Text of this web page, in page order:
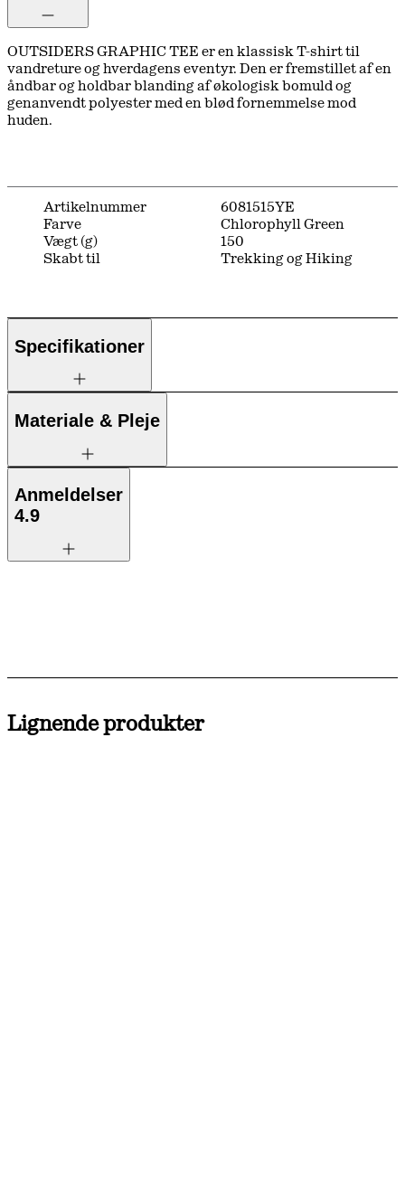
OUTSIDERS GRAPHIC TEE er en klassisk T-shirt til
vandreture og hverdagens eventyr. Den er fremstillet af en
åndbar og holdbar blanding af økologisk bomuld og
genanvendt polyester med en blød fornemmelse mod
huden.
Artikelnummer
6081515YE
Farve
Chlorophyll Green
Vægt (g)
150
Skabt til
Trekking og Hiking
Specifikationer
Materiale & Pleje
Anmeldelser
4.9
Lignende produkter